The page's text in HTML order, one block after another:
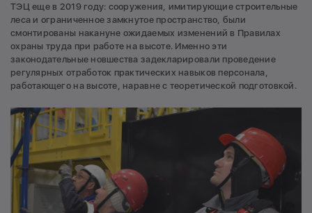
ТЭЦ еще в 2019 году: сооружения, имитирующие строительные
леса и ограниченное замкнутое пространство, были
смонтированы накануне ожидаемых изменений в Правилах
охраны труда при работе на высоте. Именно эти
законодательные новшества задекларировали проведение
регулярных отработок практических навыков персонала,
работающего на высоте, наравне с теоретической подготовкой.